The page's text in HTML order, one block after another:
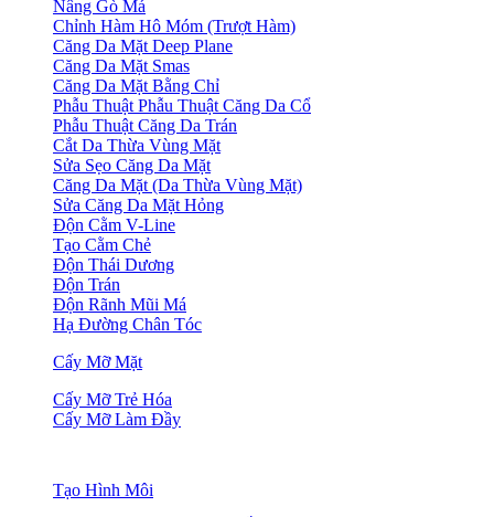
Nâng Gò Má
Chỉnh Hàm Hô Móm (Trượt Hàm)
Căng Da Mặt Deep Plane
Căng Da Mặt Smas
Căng Da Mặt Bằng Chỉ
Phẫu Thuật Phẫu Thuật Căng Da Cổ
Phẫu Thuật Căng Da Trán
Cắt Da Thừa Vùng Mặt
Sửa Sẹo Căng Da Mặt
Căng Da Mặt (Da Thừa Vùng Mặt)
Sửa Căng Da Mặt Hỏng
Độn Cằm V-Line
Tạo Cằm Chẻ
Độn Thái Dương
Độn Trán
Độn Rãnh Mũi Má
Hạ Đường Chân Tóc
Cấy Mỡ Mặt
Cấy Mỡ Trẻ Hóa
Cấy Mỡ Làm Đầy
Tạo Hình Môi